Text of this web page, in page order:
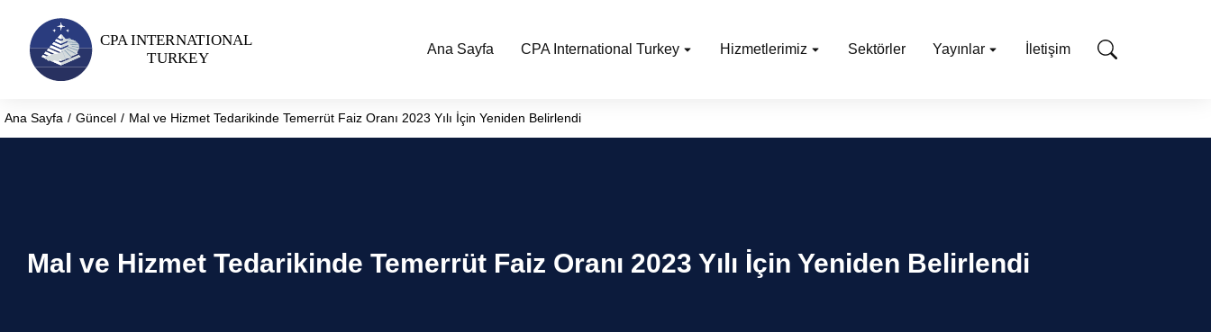
Ana Sayfa CPA International Turkey Hizmetlerimiz Sektörler Yayınlar İletişim
You are here:
Ana Sayfa Güncel Mal ve Hizmet Tedarikinde Temerrüt Faiz Oranı 2023 Yılı İçin Yeniden Belirlendi
Mal ve Hizmet Tedarikinde Temerrüt Faiz Oranı 2023 Yılı İçin Yeniden Belirlendi